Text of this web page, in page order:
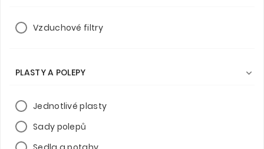
Vzduchové filtry
PLASTY A POLEPY 
Jednotlivé plasty
Sady polepů